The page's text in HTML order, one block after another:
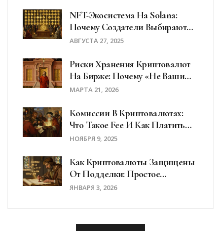
NFT-Экосистема На Solana:
Почему Создатели Выбирают
SOL
АВГУСТА 27, 2025
Риски Хранения Криптовалют
На Бирже: Почему «не Ваши
Ключи - Не Ваши Монеты»
МАРТА 21, 2026
Комиссии В Криптовалютах:
Что Такое Fee И Как Платить
Меньше
НОЯБРЯ 9, 2025
Как Криптовалюты Защищены
От Подделки: Простое
Объяснение Криптографии Для
ЯНВАРЯ 3, 2026